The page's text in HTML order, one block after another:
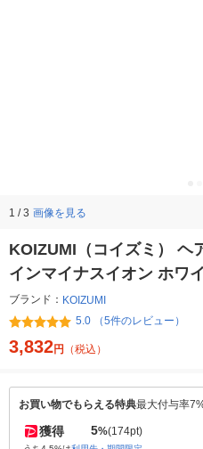
1 / 3 画像を見る
KOIZUMI（コイズミ） ヘ
インマイナスイオン ホワ
ブランド： KOIZUMI
5.0 （5件のレビュー）
3,832円 （税込）
お買い物でもらえる特典最大付与率
獲得 5%(174pt)